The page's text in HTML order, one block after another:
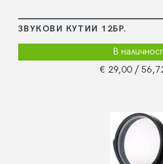
ЗВУКОВИ КУТИИ 12БР.
В
€ 29,00 /